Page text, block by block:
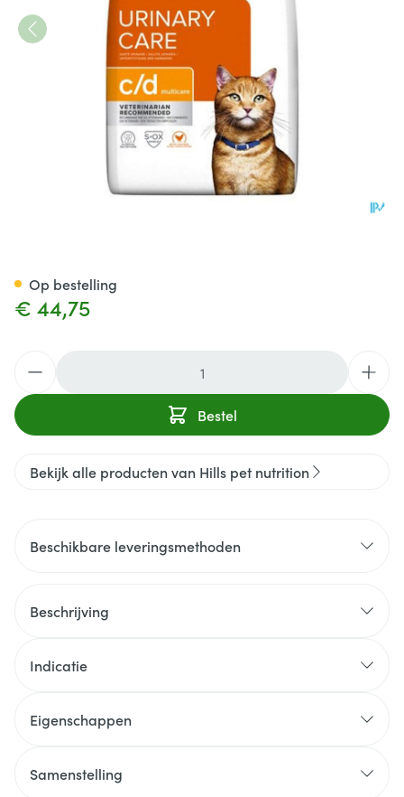
€ 44,75
Bestel
Op bestelling
Bekijk alle producten van Hills pet nutrition
Beschikbare leveringsmethoden
Beschrijving
Indicatie
Eigenschappen
Samenstelling